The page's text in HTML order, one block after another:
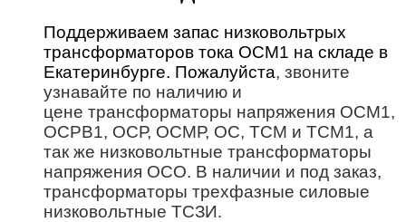
Поддерживаем запас низковольтрых
трансформаторов тока ОСМ1 на складе в
Екатеринбурге. Пожалуйста, звоните
узнавайте по наличию и
цене трансформаторы напряжения ОСМ1,
ОСРВ1, ОСР, ОСМР, ОС, ТСМ и ТСМ1, а
так же низковольтные трансформаторы
напряжения ОСО. В наличии и под заказ,
трансформаторы трехфазные силовые
низковольтные ТСЗИ.